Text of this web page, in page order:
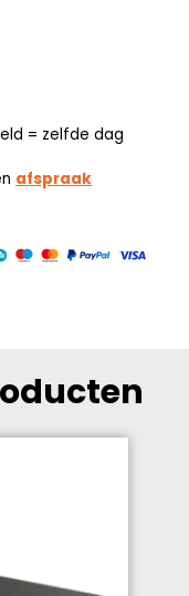
= zelfde dag
afspraak